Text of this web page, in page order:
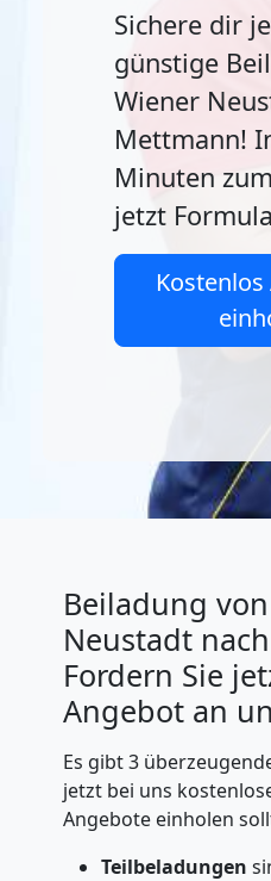
Sichere dir
günstige
Wiener
Mettmann!
Minuten
jetzt
Beiladung
Neustadt
Fordern Sie
Angebot an
Es gibt 3
jetzt bei uns
Angebote einholen
Teilbeladungen